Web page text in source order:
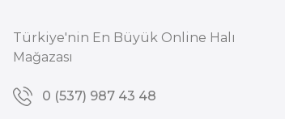
Türkiye'nin En Büyük Online Halı
Mağazası
0 (537) 987 43 48